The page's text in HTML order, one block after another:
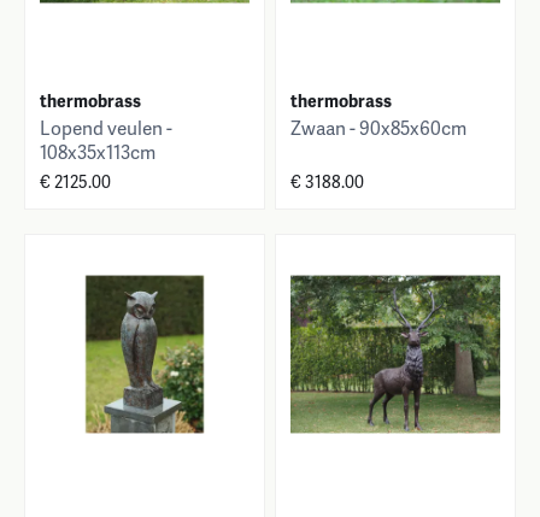
thermobrass
Lopend veulen -
108x35x113cm
€ 2125.00
thermobrass
Zwaan - 90x85x60cm
€ 3188.00